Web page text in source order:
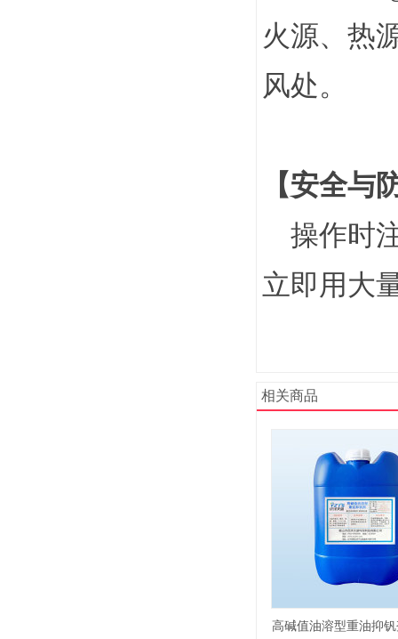
火源、热
风处。
【安全与
操作时
立即用大
相关商品
高碱值油溶型重油抑